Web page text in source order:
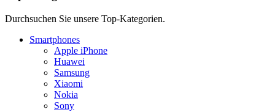
Durchsuchen Sie unsere Top-Kategorien.
Smartphones
Apple iPhone
Huawei
Samsung
Xiaomi
Nokia
Sony